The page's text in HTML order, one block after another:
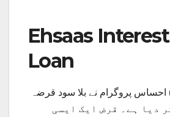
Ehsaas
Loan
احساس پروگرام نے بلا سود قرضہ ( Intrest free loan )
دیا ہے۔ قرض ایک ایسی